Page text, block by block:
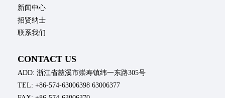
新闻中心
招贤纳士
联系我们
CONTACT US
ADD: 浙江省慈溪市崇寿镇纬一东路305号
TEL: +86-574-63006398 63006377